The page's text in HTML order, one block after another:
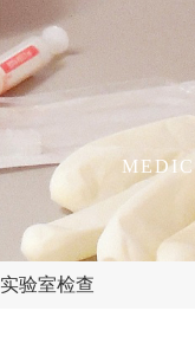
实验室检查